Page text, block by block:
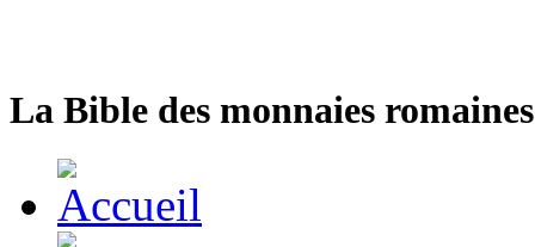
La Bible des monnaies